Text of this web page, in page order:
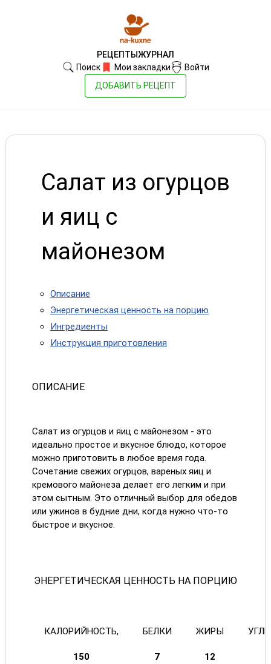
РЕЦЕПТЫ ЖУРНАЛ
Поиск
Мои закладки
Войти
ДОБАВИТЬ РЕЦЕПТ
Салат из огурцов
и яиц с
майонезом
Описание
Энергетическая ценность на порцию
Ингредиенты
Инструкция приготовления
ОПИСАНИЕ
Салат из огурцов и яиц с майонезом - это
идеально простое и вкусное блюдо, которое
можно приготовить в любое время года.
Сочетание свежих огурцов, вареных яиц и
кремового майонеза делает его легким и при
этом сытным. Это отличный выбор для обедов
или ужинов в будние дни, когда нужно что-то
быстрое и вкусное.
ЭНЕРГЕТИЧЕСКАЯ ЦЕННОСТЬ НА ПОРЦИЮ
КАЛОРИЙНОСТЬ, БЕЛКИ ЖИРЫ
150 7 12